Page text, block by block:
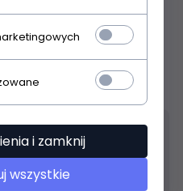
i zamknij
wszystkie